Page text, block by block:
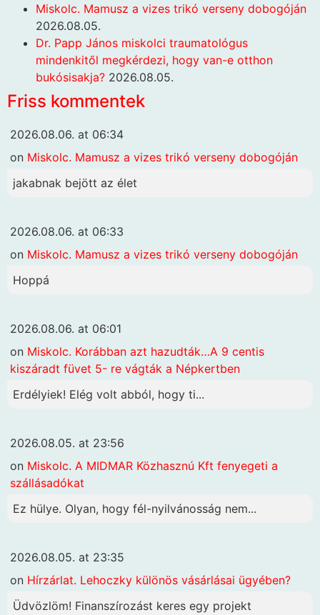
Miskolc. Mamusz a vizes trikó verseny dobogóján
2026.08.05.
Dr. Papp János miskolci traumatológus
mindenkitől megkérdezi, hogy van-e otthon
bukósisakja? 2026.08.05.
Friss kommentek
2026.08.06. at 06:34
on Miskolc. Mamusz a vizes trikó verseny dobogóján
jakabnak bejött az élet
2026.08.06. at 06:33
on Miskolc. Mamusz a vizes trikó verseny dobogóján
Hoppá
2026.08.06. at 06:01
on Miskolc. Korábban azt hazudták…A 9 centis
kiszáradt füvet 5- re vágták a Népkertben
Erdélyiek! Elég volt abból, hogy ti...
2026.08.05. at 23:56
on Miskolc. A MIDMAR Közhasznú Kft fenyegeti a
szállásadókat
Ez hülye. Olyan, hogy fél-nyilvánosság nem...
2026.08.05. at 23:35
on Hírzárlat. Lehoczky különös vásárlásai ügyében?
Üdvözlöm! Finanszírozást keres egy projekt